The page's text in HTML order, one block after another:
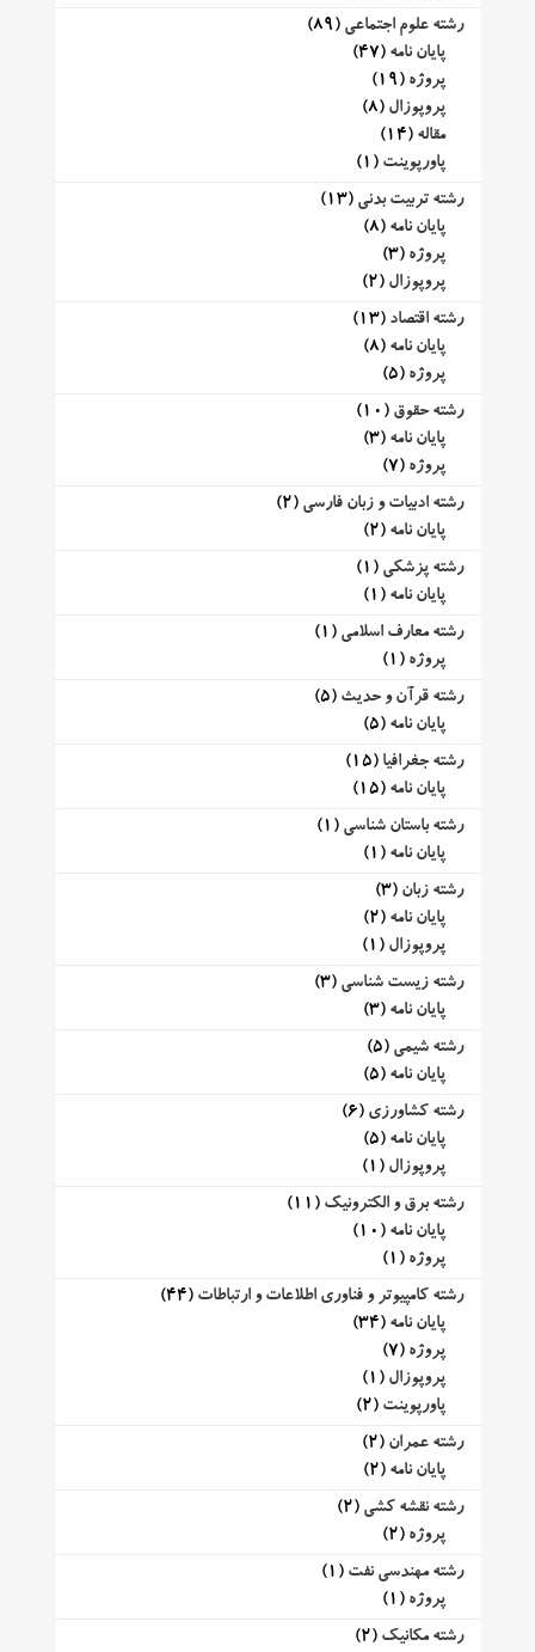
رشته علوم اجتماعی (89)
پایان نامه (47)
پروژه (19)
پروپوزال (8)
مقاله (14)
پاورپوینت (1)
رشته تربیت بدنی (13)
پایان نامه (8)
پروژه (3)
پروپوزال (2)
رشته اقتصاد (13)
پایان نامه (8)
پروژه (5)
رشته حقوق (10)
پایان نامه (3)
پروژه (7)
رشته ادبیات و زبان فارسی (2)
پایان نامه (2)
رشته پزشکی (1)
پایان نامه (1)
رشته معارف اسلامی (1)
پروژه (1)
رشته قرآن و حدیث (5)
پایان نامه (5)
رشته جغرافیا (15)
پایان نامه (15)
رشته باستان شناسی (1)
پایان نامه (1)
رشته زبان (3)
پایان نامه (2)
پروپوزال (1)
رشته زیست شناسی (3)
پایان نامه (3)
رشته شیمی (5)
پایان نامه (5)
رشته کشاورزی (6)
پایان نامه (5)
پروپوزال (1)
رشته برق و الکترونیک (11)
پایان نامه (10)
پروژه (1)
رشته کامپیوتر و فناوری اطلاعات و ارتباطات (44)
پایان نامه (34)
پروژه (7)
پروپوزال (1)
پاورپوینت (2)
رشته عمران (2)
پایان نامه (2)
رشته نقشه کشی (2)
پروژه (2)
رشته مهندسی نفت (1)
پروژه (1)
رشته مکانیک (2)